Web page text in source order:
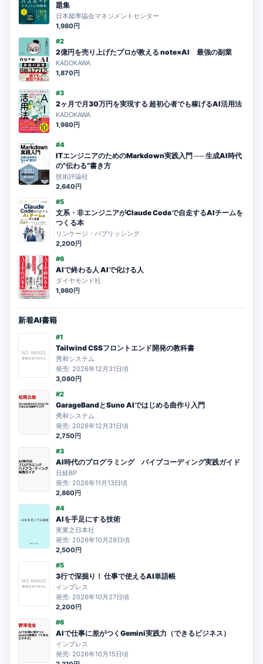
題集
日本能率協会マネジメントセンター
1,980円
#2
2億円を売り上げたプロが教える note×AI 最強の副業
KADOKAWA
1,870円
#3
2ヶ月で月30万円を実現する 超初心者でも稼げるAI活用法
KADOKAWA
1,980円
#4
ITエンジニアのためのMarkdown実践入門 ── 生成AI時代
の”伝わる”書き方
技術評論社
2,640円
#5
文系・非エンジニアがClaude Codeで自走するAIチームを
つくる本
リンケージ・パブリッシング
2,200円
#6
AIで終わる人 AIで化ける人
ダイヤモンド社
1,980円
新着AI書籍
#1
Tailwind CSSフロントエンド開発の教科書
秀和システム
発売: 2026年12月31日頃
3,080円
#2
GarageBandとSuno AIではじめる曲作り入門
秀和システム
発売: 2026年12月31日頃
2,750円
#3
AI時代のプログラミング バイブコーディング実践ガイド
日経BP
発売: 2026年11月13日頃
2,860円
#4
AIを手足にする技術
実業之日本社
発売: 2026年10月29日頃
2,500円
#5
3行で深掘り！ 仕事で使えるAI単語帳
インプレス
発売: 2026年10月27日頃
2,200円
#6
AIで仕事に差がつくGemini実践力（できるビジネス）
インプレス
発売: 2026年10月15日頃